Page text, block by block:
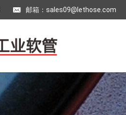
邮箱：sales09@lethose.com